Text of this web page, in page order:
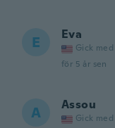
E Eva
Gick med
för 5 år sen
A Assou
Gick med